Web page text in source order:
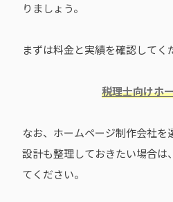
りましょう。
まずは料金と実績を確認してく
税理士向けホ
なお、ホームページ制作会社
設計も整理しておきたい場合は
てください。